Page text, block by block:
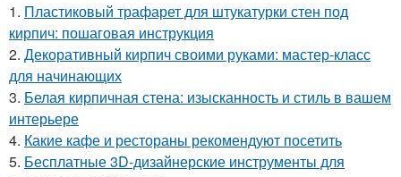
1. Пластиковый трафарет для штукатурки стен под
кирпич: пошаговая инструкция
2. Декоративный кирпич своими руками: мастер-класс
для начинающих
3. Белая кирпичная стена: изысканность и стиль в вашем
интерьере
4. Какие кафе и рестораны рекомендуют посетить
5. Бесплатные 3D-дизайнерские инструменты для